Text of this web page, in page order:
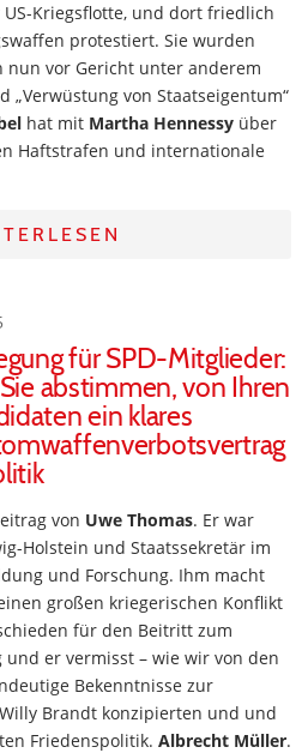
Kriegsflotte, und dort friedlich
protestiert. Sie wurden
vor Gericht unter anderem
„Verwüstung von Staatseigentum“
hat mit Martha Hennessy über
Haftstrafen und internationale
für SPD-Mitglieder:
abstimmen, von Ihren
ein klares
von Uwe Thomas. Er war
Holstein und Staatssekretär im
und Forschung. Ihm macht
großen kriegerischen Konflikt
für den Beitritt zum
er vermisst – wie wir von den
Bekenntnisse zur
Brandt konzipierten und und
Friedenspolitik. Albrecht Müller.